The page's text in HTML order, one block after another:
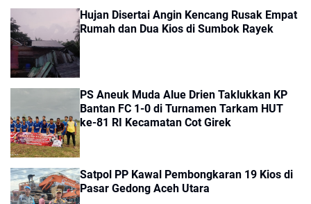
Hujan Disertai Angin Kencang Rusak Empat
Rumah dan Dua Kios di Sumbok Rayek
PS Aneuk Muda Alue Drien Taklukkan KP
Bantan FC 1-0 di Turnamen Tarkam HUT
ke-81 RI Kecamatan Cot Girek
Satpol PP Kawal Pembongkaran 19 Kios di
Pasar Gedong Aceh Utara